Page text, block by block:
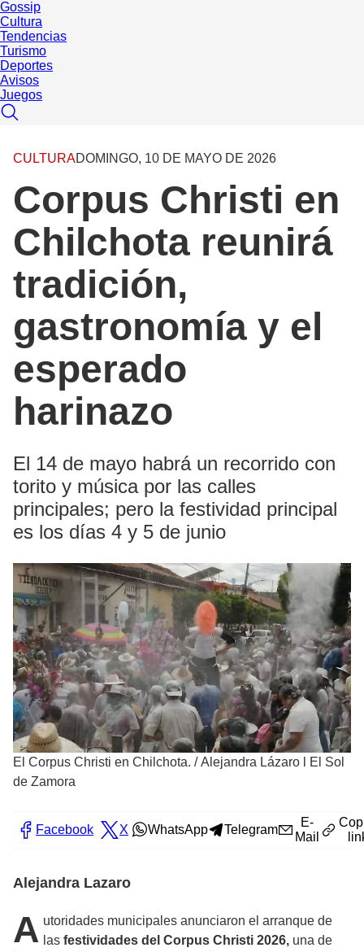
Gossip
Cultura
Tendencias
Turismo
Deportes
Avisos
Juegos
CULTURADOMINGO, 10 DE MAYO DE 2026
Corpus Christi en
Chilchota reunirá
tradición,
gastronomía y el
esperado
harinazo
El 14 de mayo habrá un recorrido con
torito y música por las calles
principales; pero la festividad principal
es los días 4 y 5 de junio
El Corpus Christi en Chilchota. /Alejandra Lázaro l El Sol
de Zamora
Facebook X WhatsApp Telegram
E-
Mail
Alejandra Lazaro
A utoridades municipales anunciaron el arranque de
las festividades del Corpus Christi 2026, una de